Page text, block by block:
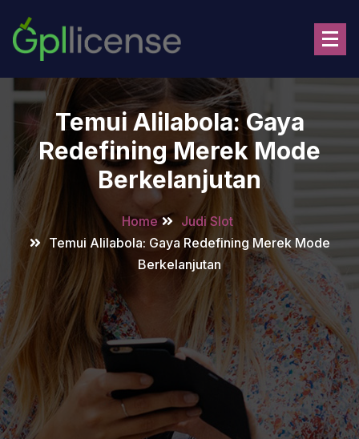
content
Temui Alilabola: Gaya
Redefining Merek Mode
Berkelanjutan
Home
Judi Slot
Temui Alilabola: Gaya Redefining Merek Mode
Berkelanjutan